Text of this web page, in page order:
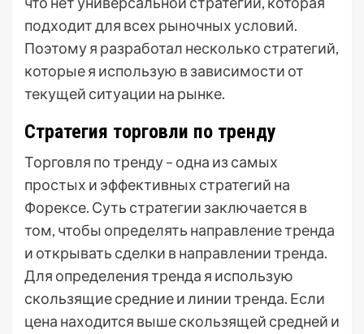
подходит для всех рыночных условий.
Поэтому я разработал несколько стратегий,
которые я использую в зависимости от
текущей ситуации на рынке.
Стратегия торговли по тренду
Торговля по тренду – одна из самых
простых и эффективных стратегий на
Форексе. Суть стратегии заключается в
том, чтобы определять направление тренда
и открывать сделки в направлении тренда.
Для определения тренда я использую
скользящие средние и линии тренда. Если
цена находится выше скользящей средней и